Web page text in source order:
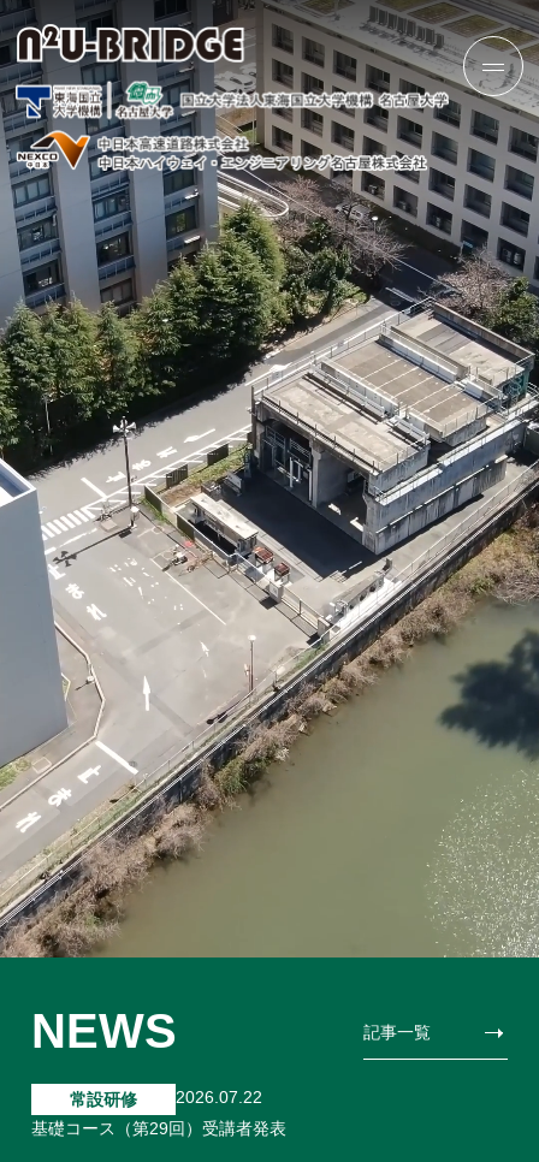
NEWS 記事一覧
常設研修
2026.07.22
基礎コース（第29回）受講者発表